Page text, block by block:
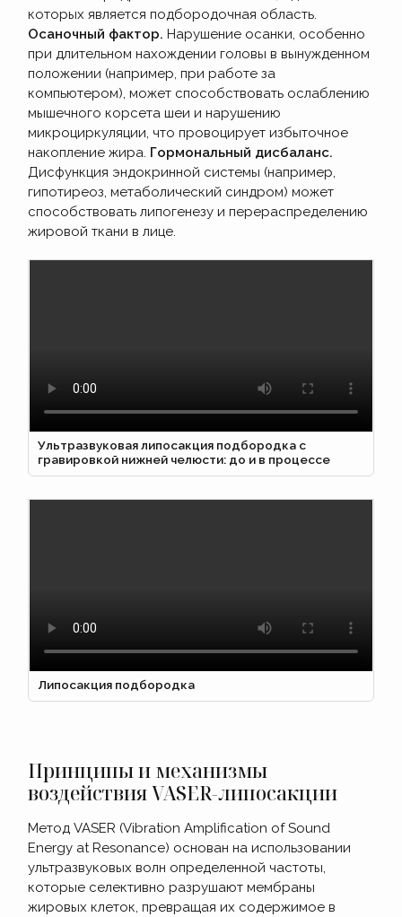
которых является подбородочная область.
Осаночный фактор. Нарушение осанки, особенно
при длительном нахождении головы в вынужденном
положении (например, при работе за
компьютером), может способствовать ослаблению
мышечного корсета шеи и нарушению
микроциркуляции, что провоцирует избыточное
накопление жира. Гормональный дисбаланс.
Дисфункция эндокринной системы (например,
гипотиреоз, метаболический синдром) может
способствовать липогенезу и перераспределению
жировой ткани в лице.
Ультразвуковая липосакция подбородка с
гравировкой нижней челюсти: до и в процессе
Липосакция подбородка
Принципы и механизмы
воздействия VASER-липосакции
Метод VASER (Vibration Amplification of Sound
Energy at Resonance) основан на использовании
ультразвуковых волн определенной частоты,
которые селективно разрушают мембраны
жировых клеток, превращая их содержимое в